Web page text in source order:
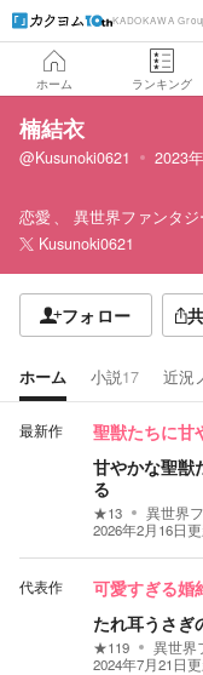
KADOKAWA
ホーム ランキング
楠結衣
@Kusunoki0621 2023
恋愛
異世界ファンタジ
Kusunoki0621
フォロー
ホーム 小説17 近況
最新作 聖獣たちに甘
甘やかな聖獣
る
★13 異世界
2026年2月16日
代表作 可愛すぎる
たれ耳うさぎ
★119 異世界
2024年7月21日